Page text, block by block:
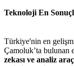
Teknoloji En
Türkiye'nin en
Çamoluk’ta bulunan
zekası ve analiz